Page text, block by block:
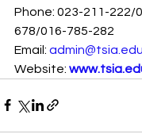
Phone: 023-211-222/
678/016-785-282
Email:
Website: